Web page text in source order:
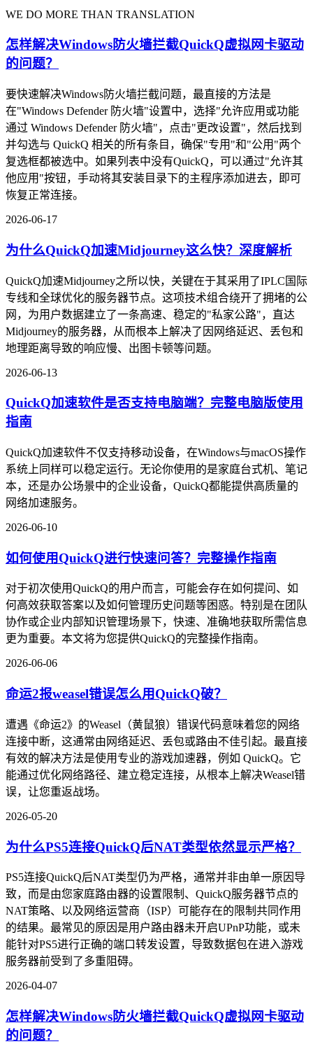
WE DO MORE THAN TRANSLATION
怎样解决Windows防火墙拦截QuickQ虚拟网卡驱动
的问题？
要快速解决Windows防火墙拦截问题，最直接的方法是
在"Windows Defender 防火墙"设置中，选择"允许应用或功能
通过 Windows Defender 防火墙"，点击"更改设置"，然后找到
并勾选与 QuickQ 相关的所有条目，确保"专用"和"公用"两个
复选框都被选中。如果列表中没有QuickQ，可以通过"允许其
他应用"按钮，手动将其安装目录下的主程序添加进去，即可
恢复正常连接。
2026-06-17
为什么QuickQ加速Midjourney这么快？深度解析
QuickQ加速Midjourney之所以快，关键在于其采用了IPLC国际
专线和全球优化的服务器节点。这项技术组合绕开了拥堵的公
网，为用户数据建立了一条高速、稳定的"私家公路"，直达
Midjourney的服务器，从而根本上解决了因网络延迟、丢包和
地理距离导致的响应慢、出图卡顿等问题。
2026-06-13
QuickQ加速软件是否支持电脑端？完整电脑版使用
指南
QuickQ加速软件不仅支持移动设备，在Windows与macOS操作
系统上同样可以稳定运行。无论你使用的是家庭台式机、笔记
本，还是办公场景中的企业设备，QuickQ都能提供高质量的
网络加速服务。
2026-06-10
如何使用QuickQ进行快速问答？完整操作指南
对于初次使用QuickQ的用户而言，可能会存在如何提问、如
何高效获取答案以及如何管理历史问题等困惑。特别是在团队
协作或企业内部知识管理场景下，快速、准确地获取所需信息
更为重要。本文将为您提供QuickQ的完整操作指南。
2026-06-06
命运2报weasel错误怎么用QuickQ破？
遭遇《命运2》的Weasel（黄鼠狼）错误代码意味着您的网络
连接中断，这通常由网络延迟、丢包或路由不佳引起。最直接
有效的解决方法是使用专业的游戏加速器，例如 QuickQ。它
能通过优化网络路径、建立稳定连接，从根本上解决Weasel错
误，让您重返战场。
2026-05-20
为什么PS5连接QuickQ后NAT类型依然显示严格？
PS5连接QuickQ后NAT类型仍为严格，通常并非由单一原因导
致，而是由您家庭路由器的设置限制、QuickQ服务器节点的
NAT策略、以及网络运营商（ISP）可能存在的限制共同作用
的结果。最常见的原因是用户路由器未开启UPnP功能，或未
能针对PS5进行正确的端口转发设置，导致数据包在进入游戏
服务器前受到了多重阻碍。
2026-04-07
怎样解决Windows防火墙拦截QuickQ虚拟网卡驱动
的问题？